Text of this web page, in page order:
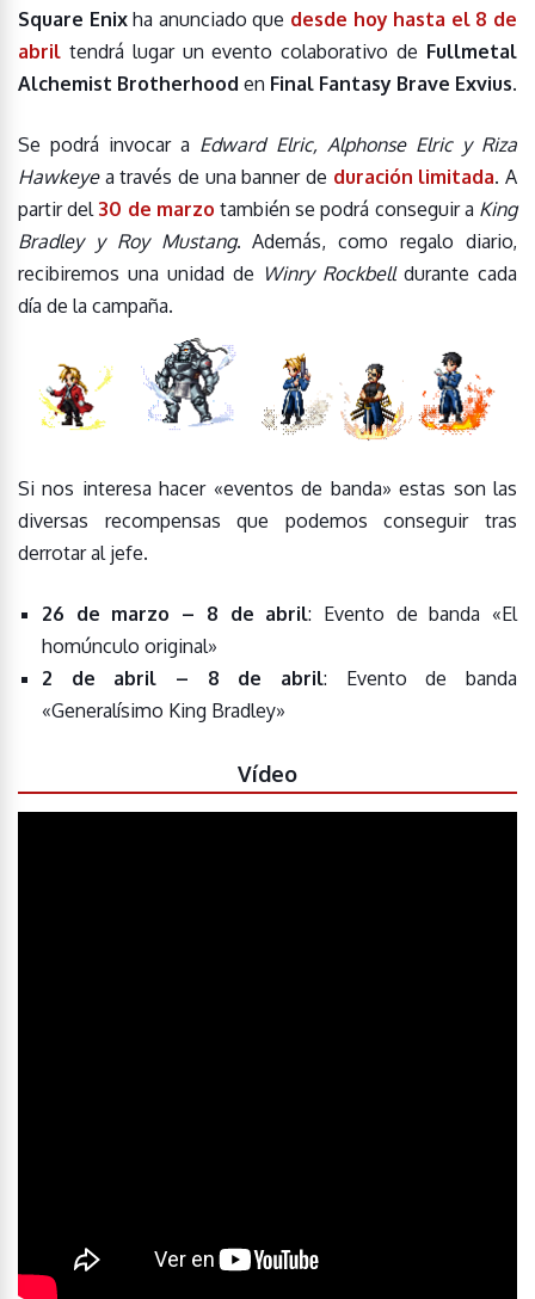
Square Enixha anunciado que desde hoy hasta el 8 de
abril tendrá lugar un evento colaborativo de Fullmetal
Alchemist Brotherhood en Final Fantasy Brave Exvius.
Se podrá invocar a Edward Elric, Alphonse Elric y Riza
Hawkeyea través de una banner de duración limitada. A
partir del 30 de marzotambién se podrá conseguir a King
Bradley y Roy Mustang. Además, como regalo diario,
recibiremos una unidad de Winry Rockbelldurante cada
día de la campaña.
Si nos interesa hacer «eventos de banda» estas son las
diversas recompensas que podemos conseguir tras
derrotar al jefe.
26 de marzo – 8 de abril: Evento de banda «El
homúnculo original»
2 de abril – 8 de abril: Evento de banda
«Generalísimo King Bradley»
Vídeo